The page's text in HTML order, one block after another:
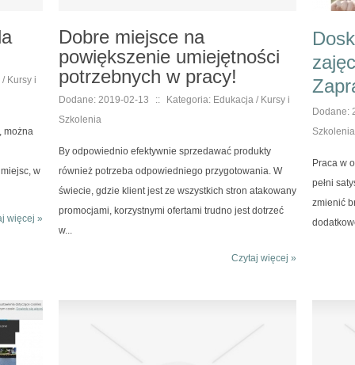
Kursy i
można
w
więcej »
Dobre miejsce na
powiększenie umiejętności
potrzebnych w pracy!
Dodane: 2019-02-13 ::
Kategoria: Edukacja / Kursy i
Szkolenia
By odpowiednio efektywnie sprzedawać produkty
również potrzeba odpowiedniego przygotowania. W
świecie, gdzie klient jest ze wszystkich stron atakowany
promocjami, korzystnymi ofertami trudno jest dotrzeć
w...
Czytaj więcej »
Dodane:
Szkolenia
Praca w
pełni
zmienić